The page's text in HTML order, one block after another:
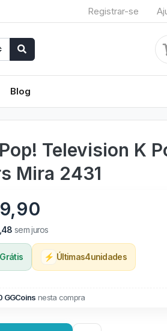
Registrar-se
Blog
Television K
Mira 2431
sem juros
⚡ Últimas4unidades
GGCoins nesta compra